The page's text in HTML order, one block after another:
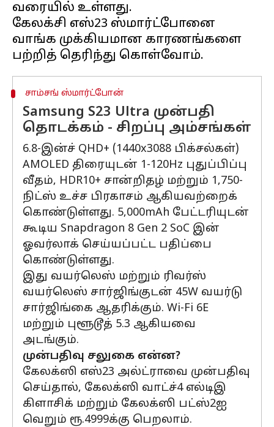
வரையில் உள்ளது.
கேலக்சி எஸ்23 ஸ்மார்ட்போனை
வாங்க முக்கியமான காரணங்களை
சாம்சங் ஸ்மார்ட்போன்
Samsung S23 Ultra முன்பதி
தொடக்கம் - சிறப்பு அம்சங்கள்
6.8-இன்ச் QHD+ (1440x3088 பிக்சல்கள்)
AMOLED திரையுடன் 1-120Hz புதுப்பிப்பு
வீதம், HDR10+ சான்றிதழ் மற்றும் 1,750-
நிட்ஸ் உச்ச பிரகாசம் ஆகியவற்றைக்
கொண்டுள்ளது. 5,000mAh பேட்டரியுடன்
கூடிய Snapdragon 8 Gen 2 SoC இன்
ஓவர்லாக் செய்யப்பட்ட பதிப்பை
கொண்டுள்ளது.
இது வயர்லெஸ் மற்றும் ரிவர்ஸ்
வயர்லெஸ் சார்ஜிங்குடன் 45W வயர்டு
சார்ஜிங்கை ஆதரிக்கும். Wi-Fi 6E
மற்றும் புளூடூத் 5.3 ஆகியவை
அடங்கும்.
முன்பதிவு சலுகை என்ன?
கேலக்ஸி எஸ்23 அல்ட்ராவை முன்பதிவு
செய்தால், கேலக்ஸி வாட்ச்4 எல்டிஇ
கிளாசிக் மற்றும் கேலக்ஸி பட்ஸ்2ஐ
வெறும் ரூ.4999க்கு பெறலாம்.